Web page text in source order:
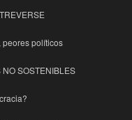
peores políticos
NO SOSTENIBLES